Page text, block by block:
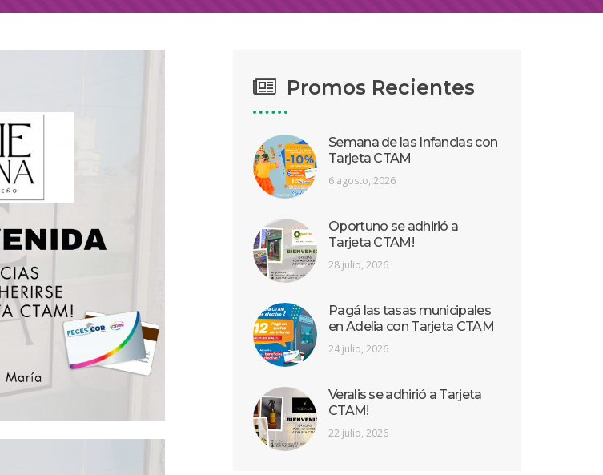
Promos Recientes
Semana de las Infancias con
Tarjeta CTAM
6 agosto, 2026
Oportuno se adhirió a
Tarjeta CTAM!
28 julio, 2026
Pagá las tasas municipales
en Adelia con Tarjeta CTAM
24 julio, 2026
Veralis se adhirió a Tarjeta
CTAM!
22 julio, 2026